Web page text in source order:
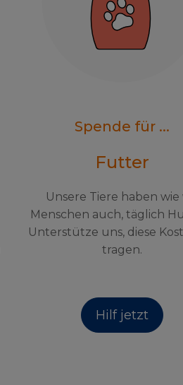
Spende für ...
Futter
Unsere Tiere haben wie
Menschen auch, täglich
Unterstütze uns, diese
tragen.
Hilf jetzt